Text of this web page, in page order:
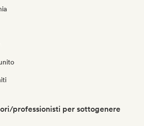
professionisti per sottogenere